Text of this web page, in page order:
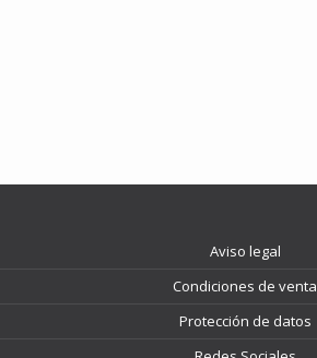
Aviso legal
Condiciones de venta
Protección de datos